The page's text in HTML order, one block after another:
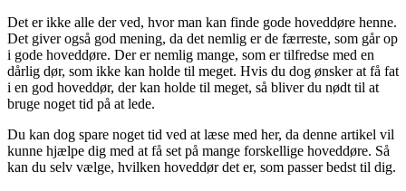
Det er ikke alle der ved, hvor man kan finde gode hoveddøre henne.
Det giver også god mening, da det nemlig er de færreste, som går op
i gode hoveddøre. Der er nemlig mange, som er tilfredse med en
dårlig dør, som ikke kan holde til meget. Hvis du dog ønsker at få fat
i en god hoveddør, der kan holde til meget, så bliver du nødt til at
bruge noget tid på at lede.
Du kan dog spare noget tid ved at læse med her, da denne artikel vil
kunne hjælpe dig med at få set på mange forskellige hoveddøre. Så
kan du selv vælge, hvilken hoveddør det er, som passer bedst til dig.